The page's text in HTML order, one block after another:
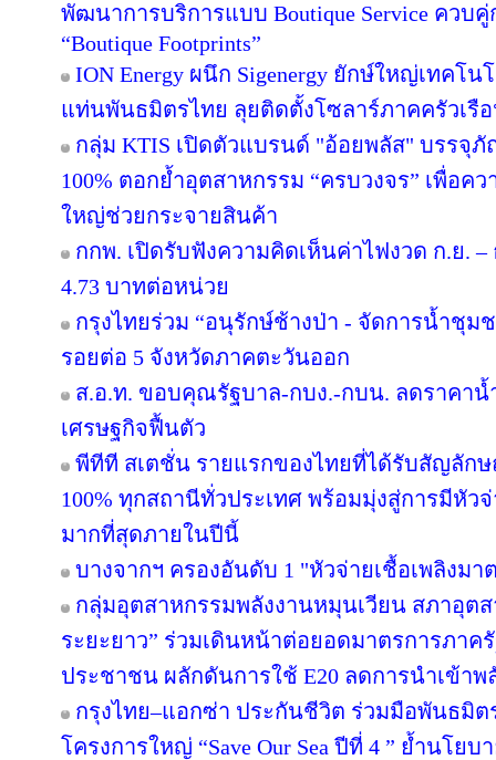
พัฒนาการบริการแบบ Boutique Service คว
“Boutique Footprints”
ION Energy ผนึก Sigenergy ยักษ์ใหญ่เทคโ
แท่นพันธมิตรไทย ลุยติดตั้งโซลาร์ภาคครัวเรือ
กลุ่ม KTIS เปิดตัวแบรนด์ "อ้อยพลัส" บรรจุ
100% ตอกย้ำอุตสาหกรรม “ครบวงจร” เพื่อค
ใหญ่ช่วยกระจายสินค้า
กกพ. เปิดรับฟังความคิดเห็นค่าไฟงวด ก.ย. –
4.73 บาทต่อหน่วย
กรุงไทยร่วม “อนุรักษ์ช้างป่า - จัดการน้ำชุ
รอยต่อ 5 จังหวัดภาคตะวันออก
ส.อ.ท. ขอบคุณรัฐบาล-กบง.-กบน. ลดราคา
เศรษฐกิจฟื้นตัว
พีทีที สเตชั่น รายแรกของไทยที่ได้รับสัญลัก
100% ทุกสถานีทั่วประเทศ พร้อมมุ่งสู่การมีหัว
มากที่สุดภายในปีนี้
บางจากฯ ครองอันดับ 1 "หัวจ่ายเชื้อเพลิงม
กลุ่มอุตสาหกรรมพลังงานหมุนเวียน สภาอุตส
ระยะยาว” ร่วมเดินหน้าต่อยอดมาตรการภาค
ประชาชน ผลักดันการใช้ E20 ลดการนำเข้าพ
กรุงไทย–แอกซ่า ประกันชีวิต ร่วมมือพันธมิ
โครงการใหญ่ “Save Our Sea ปีที่ 4 ” ย้ำนโยบ